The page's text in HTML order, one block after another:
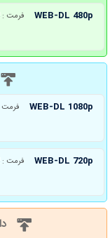
WEB-DL 480p فرمت :
WEB-DL 1080p فرمت
WEB-DL 720p فرمت :